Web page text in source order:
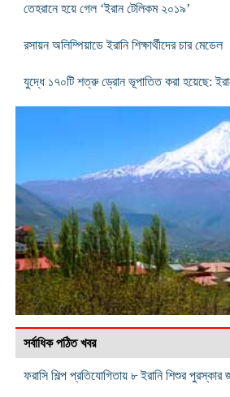
তেহরানে হয়ে গেল ‘ইরান টেলিকম ২০১৯’
রসায়ন অলিম্পিয়াডে ইরানি শিক্ষার্থীদের চার মেডেল
যুদ্ধে ১৭০টি শত্রু ড্রোন ভূপাতিত করা হয়েছে:
সর্বাধিক পঠিত খবর
ফরাসি শিল্প প্রতিযোগিতায় ৮ ইরানি শিশুর পুরস্কার